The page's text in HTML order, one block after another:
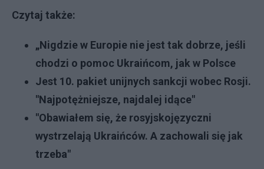
Czytaj także:
„Nigdzie w Europie nie jest tak dobrze, jeśli
chodzi o pomoc Ukraińcom, jak w Polsce
Jest 10. pakiet unijnych sankcji wobec Rosji.
"Najpotężniejsze, najdalej idące"
"Obawiałem się, że rosyjskojęzyczni
wystrzelają Ukraińców. A zachowali się jak
trzeba"